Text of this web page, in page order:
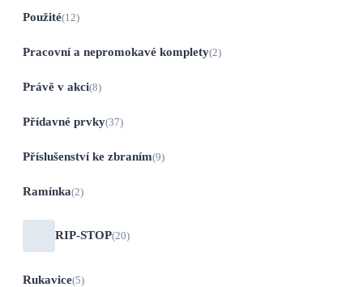
Použité(12)
Pracovní a nepromokavé komplety(2)
Právě v akci(8)
Přídavné prvky(37)
Příslušenství ke zbraním(9)
Ramínka(2)
RIP-STOP(20)
Rukavice(5)